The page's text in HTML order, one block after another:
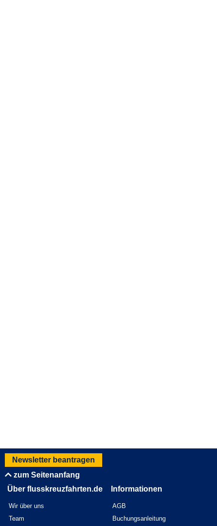
Newsletter beantragen
zum Seitenanfang
Über flusskreuzfahrten.de
Wir über uns
Team
Informationen
AGB
Buchungsanleitung